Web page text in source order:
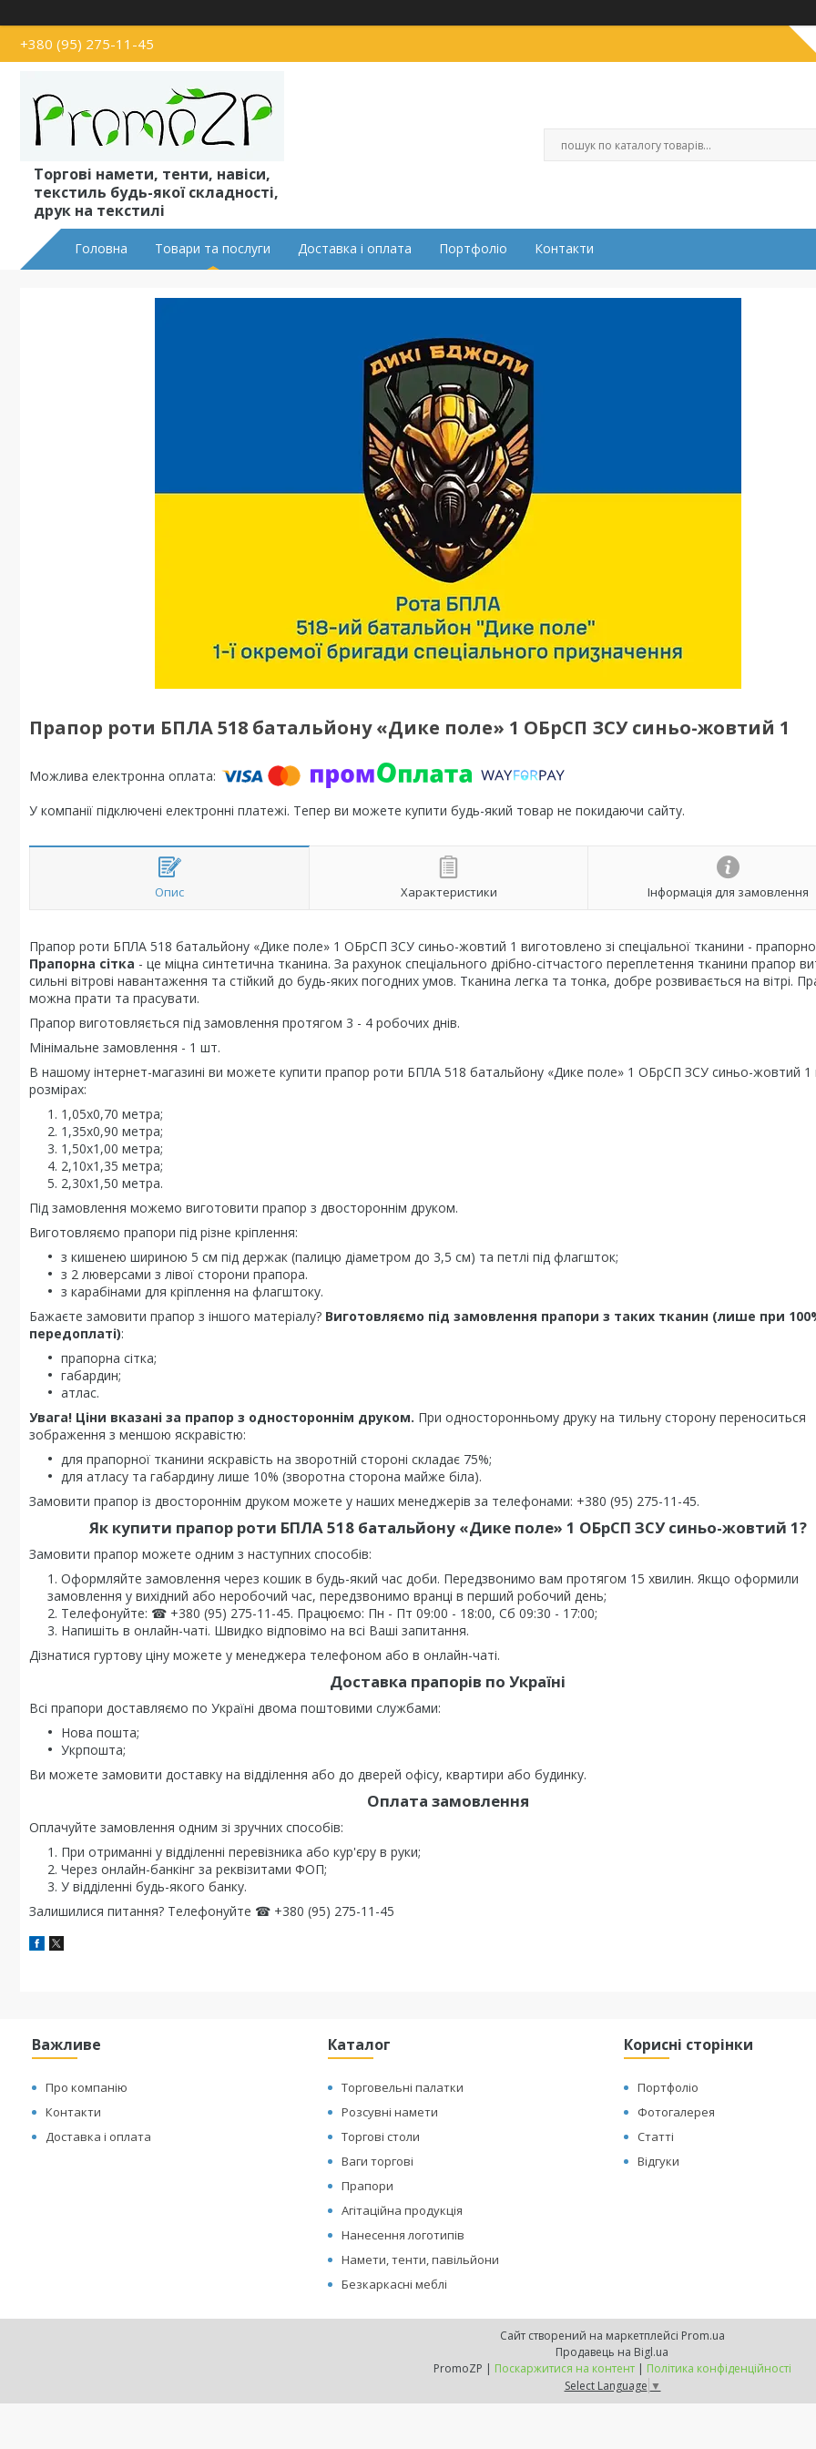
+380 (95) 275-11-45
Торгові намети, тенти, навіси,
текстиль будь-якої складності,
друк на текстилі
Головна Товари та послуги Доставка і оплата Портфоліо Контакти
Прапор роти БПЛА 518 батальйону «Дике поле» 1 ОБрСП ЗСУ синьо-жовтий 1
У компанії підключені електронні платежі. Тепер ви можете купити будь-який товар не покидаючи сайту.
Опис Характеристики Інформація для замовлення
Прапор роти БПЛА 518 батальйону «Дике поле» 1 ОБрСП ЗСУ синьо-жовтий 1 виготовлено зі спеціальної тканини -
Прапорна сітка - це міцна синтетична тканина. За рахунок спеціального дрібно-сітчастого переплетення тканини прапор
сильні вітрові навантаження та стійкий до будь-яких погодних умов. Тканина легка та тонка, добре розвивається на вітрі.
можна прати та прасувати.
Прапор виготовляється під замовлення протягом 3 - 4 робочих днів.
Мінімальне замовлення - 1 шт.
В нашому інтернет-магазині ви можете купити прапор роти БПЛА 518 батальйону «Дике поле» 1 ОБрСП ЗСУ синьо-жовтий 1
розмірах:
1,05х0,70 метра;
1,35х0,90 метра;
1,50х1,00 метра;
2,10х1,35 метра;
2,30х1,50 метра.
Під замовлення можемо виготовити прапор з двостороннім друком.
Виготовляємо прапори під різне кріплення:
з кишенею шириною 5 см під держак (палицю діаметром до 3,5 см) та петлі під флагшток;
з 2 люверсами з лівої сторони прапора.
з карабінами для кріплення на флагштоку.
Бажаєте замовити прапор з іншого матеріалу? Виготовляємо під замовлення прапори з таких тканин (лише при
передоплаті):
прапорна сітка;
габардин;
атлас.
Увага! Ціни вказані за прапор з одностороннім друком. При односторонньому друку на тильну сторону переноситься
зображення з меншою яскравістю:
для прапорної тканини яскравість на зворотній стороні складає 75%;
для атласу та габардину лише 10% (зворотна сторона майже біла).
Замовити прапор із двостороннім друком можете у наших менеджерів за телефонами: +380 (95) 275-11-45.
Як купити прапор роти БПЛА 518 батальйону «Дике поле» 1 ОБрСП ЗСУ синьо-жовтий 1?
Замовити прапор можете одним з наступних способів:
Оформляйте замовлення через кошик в будь-який час доби. Передзвонимо вам протягом 15 хвилин. Якщо оформили
замовлення у вихідний або неробочий час, передзвонимо вранці в перший робочий день;
Телефонуйте: ☎ +380 (95) 275-11-45. Працюємо: Пн - Пт 09:00 - 18:00, Сб 09:30 - 17:00;
Напишіть в онлайн-чаті. Швидко відповімо на всі Ваші запитання.
Дізнатися гуртову ціну можете у менеджера телефоном або в онлайн-чаті.
Доставка прапорів по Україні
Всі прапори доставляємо по Україні двома поштовими службами:
Нова пошта;
Укрпошта;
Ви можете замовити доставку на відділення або до дверей офісу, квартири або будинку.
Оплата замовлення
Оплачуйте замовлення одним зі зручних способів:
При отриманні у відділенні перевізника або кур'єру в руки;
Через онлайн-банкінг за реквізитами ФОП;
У відділенні будь-якого банку.
Залишилися питання? Телефонуйте ☎ +380 (95) 275-11-45
Важливе
Про компанію
Контакти
Доставка і оплата
Каталог
Торговельні палатки
Розсувні намети
Торгові столи
Ваги торгові
Прапори
Агітаційна продукція
Нанесення логотипів
Намети, тенти, павільйони
Безкаркасні меблі
Корисні сторінки
Портфоліо
Фотогалерея
Статті
Відгуки
Сайт створений на маркетплейсі Prom.ua
Продавець на Bigl.ua
PromoZP | Поскаржитися на контент | Політика конфіденційності
Select Language ▼